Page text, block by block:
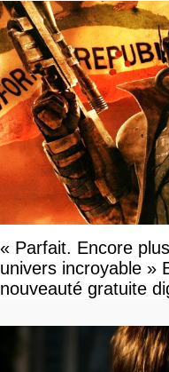
« Parfait. Encore
univers incroyable »
nouveauté gratuite